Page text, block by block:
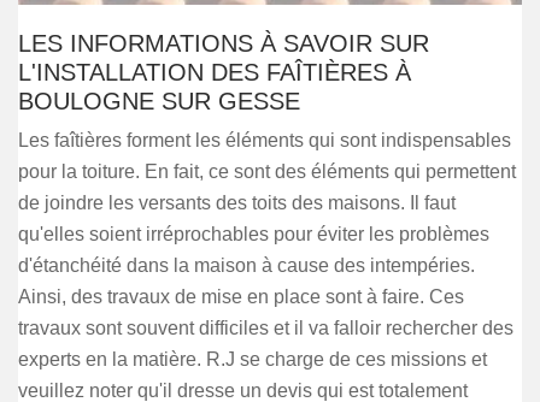
LES INFORMATIONS À SAVOIR SUR
L'INSTALLATION DES FAÎTIÈRES À
BOULOGNE SUR GESSE
Les faîtières forment les éléments qui sont indispensables
pour la toiture. En fait, ce sont des éléments qui permettent
de joindre les versants des toits des maisons. Il faut
qu'elles soient irréprochables pour éviter les problèmes
d'étanchéité dans la maison à cause des intempéries.
Ainsi, des travaux de mise en place sont à faire. Ces
travaux sont souvent difficiles et il va falloir rechercher des
experts en la matière. R.J se charge de ces missions et
veuillez noter qu'il dresse un devis qui est totalement